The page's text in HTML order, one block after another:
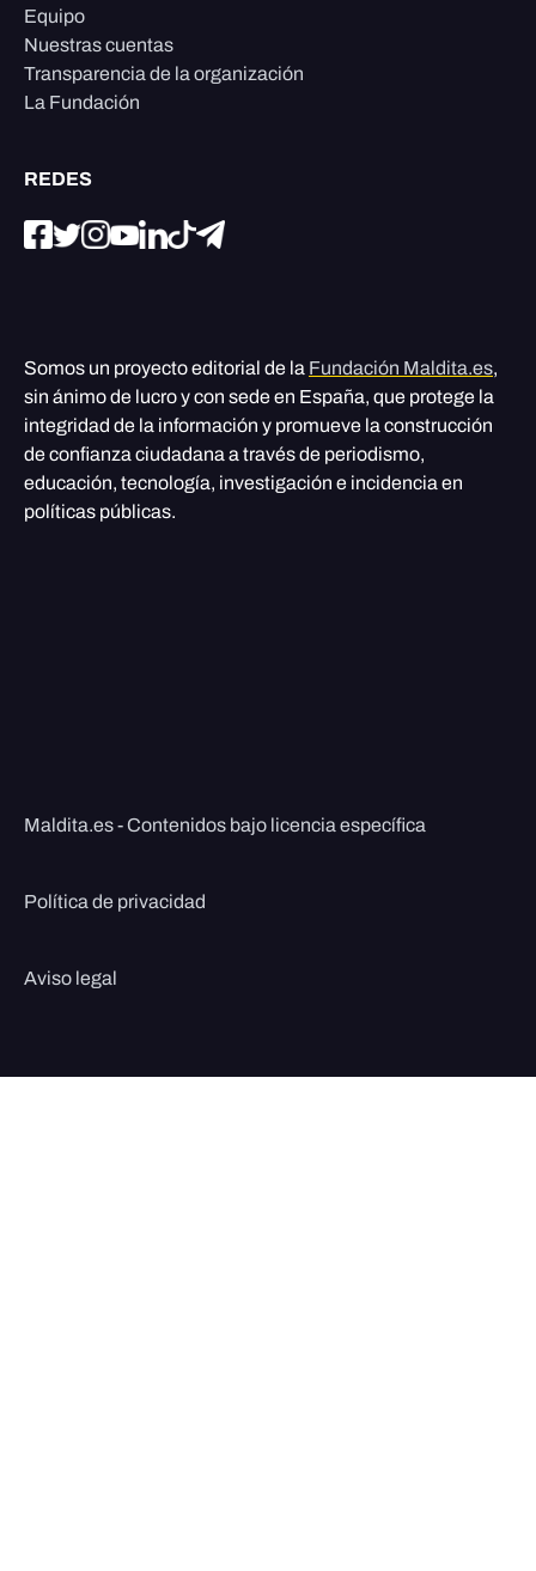
Equipo
Nuestras cuentas
Transparencia de la organización
La Fundación
REDES
Somos un proyecto editorial de la Fundación Maldita.es,
sin ánimo de lucro y con sede en España, que protege la
integridad de la información y promueve la construcción
de confianza ciudadana a través de periodismo,
educación, tecnología, investigación e incidencia en
políticas públicas.
Maldita.es - Contenidos bajo licencia específica
Política de privacidad
Aviso legal